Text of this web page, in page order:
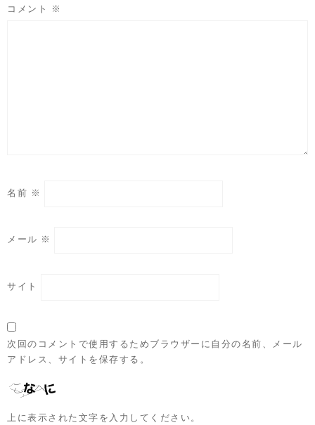
コメント ※
名前 ※
メール ※
サイト
次回のコメントで使用するためブラウザーに自分の名前、メール
アドレス、サイトを保存する。
上に表示された文字を入力してください。